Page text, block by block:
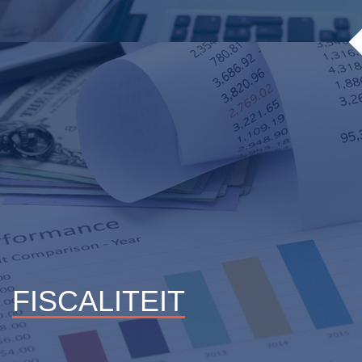
U kunt bij Accofisk terecht voor uw boekhouding van A tot Z.
Lees meer
FISCALITEIT